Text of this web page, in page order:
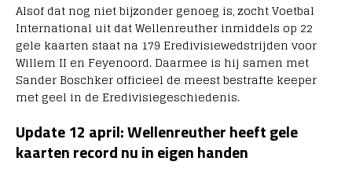
Alsof dat nog niet bijzonder genoeg is, zocht Voetbal
International uit dat Wellenreuther inmiddels op 22
gele kaarten staat na 179 Eredivisiewedstrijden voor
Willem II en Feyenoord. Daarmee is hij samen met
Sander Boschker officieel de meest bestrafte keeper
met geel in de Eredivisiegeschiedenis.
Update 12 april: Wellenreuther heeft gele
kaarten record nu in eigen handen